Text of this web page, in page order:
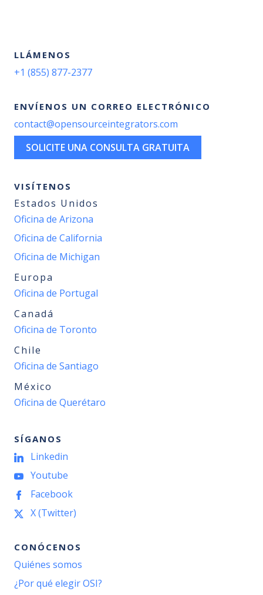
LLÁMENOS
+1 (855) 877-2377
ENVÍENOS UN CORREO ELECTRÓNICO
contact@opensourceintegrators.com
SOLICITE UNA CONSULTA GRATUITA
VISÍTENOS
Estados Unidos
Oficina de Arizona
Oficina de California
Oficina de Michigan
Europa
Oficina de Portugal
Canadá
Oficina de Toronto
Chile
Oficina de Santiago
México
Oficina de Querétaro
SÍGANOS
Linkedin
Youtube
Facebook
X (Twitter)
CONÓCENOS
Quiénes somos
¿Por qué elegir OSI?